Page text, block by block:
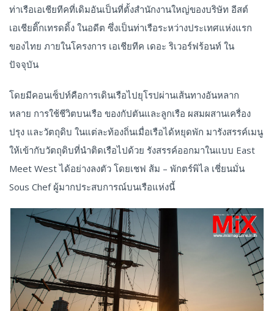
ท่าเรือเอเชียทีคที่เดิมอันเป็นที่ตั้งสำนักงานใหญ่ของบริษัท อีสต์
เอเชียติ๊กเทรดดิ้ง ในอดีต ซึ่งเป็นท่าเรือระหว่างประเทศแห่งแรก
ของไทย ภายในโครงการ เอเชียทีค เดอะ ริเวอร์ฟร้อนท์ ใน
ปัจจุบัน
โดยมีคอนเซ็ปท์คือการเดินเรือไปยุโรปผ่านเส้นทางอันหลาก
หลาย การใช้ชีวิตบนเรือ ของกัปตันและลูกเรือ ผสมผสานเครื่อง
ปรุง และวัตถุดิบ ในแต่ละท้องถิ่นเมื่อเรือได้หยุดพัก มารังสรรค์เมนู
ให้เข้ากับวัตถุดิบที่นำติดเรือไปด้วย รังสรรค์ออกมาในแบบ East
Meet West ได้อย่างลงตัว โดยเชฟ ส้ม – พักตร์พิไล เชี่ยนมั่น
Sous Chef ผู้มากประสบการณ์บนเรือแห่งนี้